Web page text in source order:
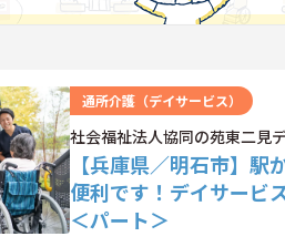
通所介護（デイサービス）
社会福祉法人協同の苑東二見
【兵庫県／明石市】
便利です！デイサービ
＜パート＞